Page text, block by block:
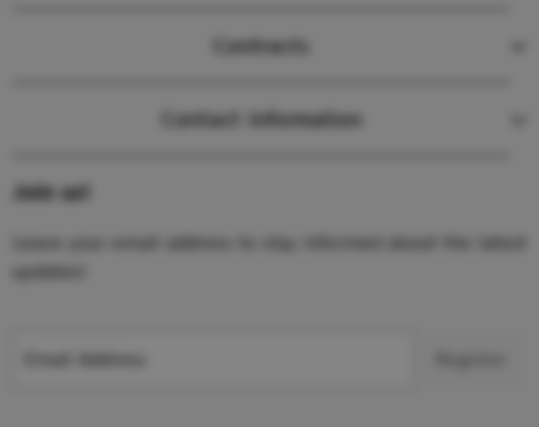
Contracts
Contact Information
Join us!
Leave your email address to stay informed about the latest
updates!
Email Address